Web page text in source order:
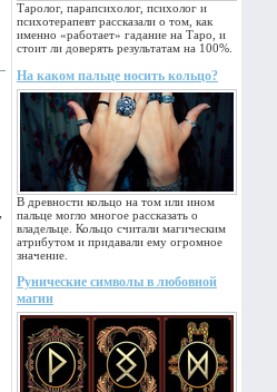
Таролог, парапсихолог, психолог и
психотерапевт рассказали о том, как
именно «работает» гадание на Таро, и
стоит ли доверять результатам на 100%.
На каком пальце носить кольцо?
В древности кольцо на том или ином
пальце могло многое рассказать о
владельце. Кольцо считали магическим
атрибутом и придавали ему огромное
значение.
Рунические символы в любовной
магии